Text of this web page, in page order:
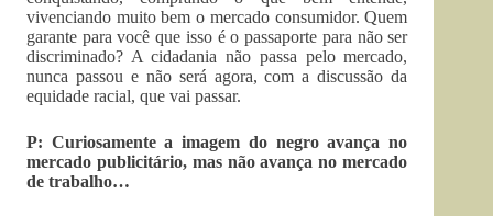
vivenciando muito bem o mercado consumidor. Quem
garante para você que isso é o passaporte para não ser
discriminado? A cidadania não passa pelo mercado,
nunca passou e não será agora, com a discussão da
equidade racial, que vai passar.
P: Curiosamente a imagem do negro avança no
mercado publicitário, mas não avança no mercado
de trabalho…